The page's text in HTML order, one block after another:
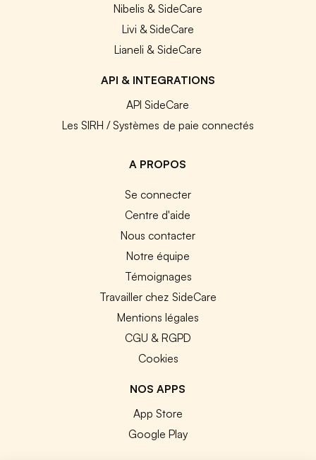
Nibelis & SideCare
Livi & SideCare
Lianeli & SideCare
API & INTEGRATIONS
API SideCare
Les SIRH / Systèmes de paie connectés
A PROPOS
Se connecter
Centre d'aide
Nous contacter
Notre équipe
Témoignages
Travailler chez SideCare
Mentions légales
CGU & RGPD
Cookies
NOS APPS
App Store
Google Play